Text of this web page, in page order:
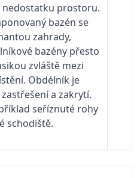
prostoru.
bazén se
zahrady,
bazény přesto
zvláš­tě mezi
Obdélník je
a zakrytí.
seříznuté rohy
schodiště.